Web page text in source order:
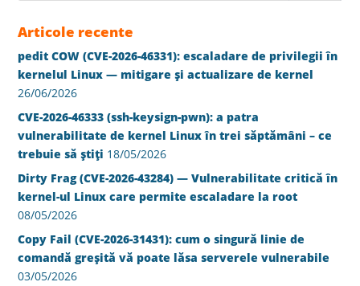
Articole recente
pedit COW (CVE-2026-46331): escaladare de privilegii în
kernelul Linux — mitigare și actualizare de kernel
26/06/2026
CVE-2026-46333 (ssh-keysign-pwn): a patra
vulnerabilitate de kernel Linux în trei săptămâni – ce
trebuie să știți 18/05/2026
Dirty Frag (CVE-2026-43284) — Vulnerabilitate critică în
kernel-ul Linux care permite escaladare la root
08/05/2026
Copy Fail (CVE-2026-31431): cum o singură linie de
comandă greșită vă poate lăsa serverele vulnerabile
03/05/2026